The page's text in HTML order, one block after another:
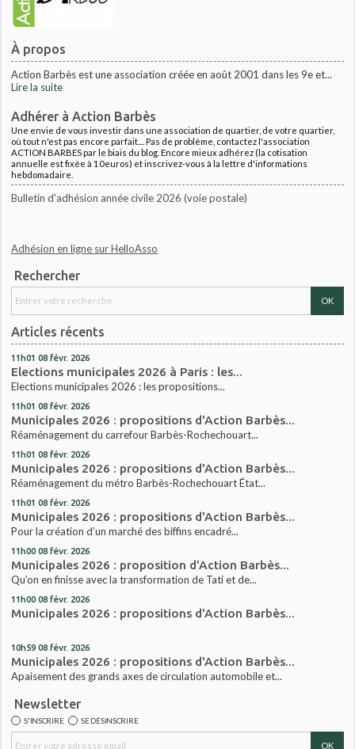
À propos
Action Barbès est une association créée en août 2001 dans les 9e et...
Lire la suite
Adhérer à Action Barbès
Une envie de vous investir dans une association de quartier, de votre quartier,
où tout n'est pas encore parfait.... Pas de problème, contactez l'association
ACTION BARBES par le biais du blog. Encore mieux adhérez (la cotisation
annuelle est fixée à 10euros) et inscrivez-vous à la lettre d'informations
hebdomadaire.
Bulletin d'adhésion année civile 2026 (voie postale)
Adhésion en ligne sur HelloAsso
Rechercher
Articles récents
11h01 08 févr. 2026
Elections municipales 2026 à Paris : les...
Elections municipales 2026 : les propositions...
11h01 08 févr. 2026
Municipales 2026 : propositions d'Action Barbès...
Réaménagement du carrefour Barbès-Rochechouart...
11h01 08 févr. 2026
Municipales 2026 : propositions d'Action Barbès...
Réaménagement du métro Barbès-Rochechouart État...
11h01 08 févr. 2026
Municipales 2026 : propositions d'Action Barbès...
Pour la création d’un marché des biffins encadré...
11h00 08 févr. 2026
Municipales 2026 : proposition d'Action Barbès...
Qu’on en finisse avec la transformation de Tati et de...
11h00 08 févr. 2026
Municipales 2026 : propositions d'Action Barbès...
10h59 08 févr. 2026
Municipales 2026 : propositions d'Action Barbès...
Apaisement des grands axes de circulation automobile et...
Newsletter
S'INSCRIRE SE DÉSINSCRIRE